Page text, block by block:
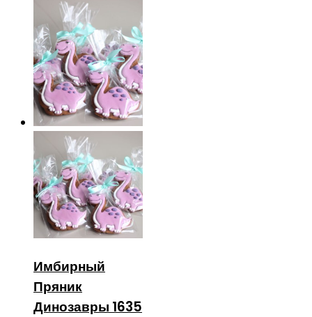
Имбирный
Пряник
Динозавры 1635